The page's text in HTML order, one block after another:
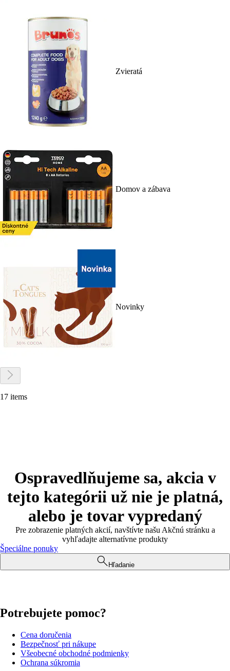
Zvieratá
Domov a zábava
Novinky
17 items
Ospravedlňujeme sa, akcia v
tejto kategórii už nie je platná,
alebo je tovar vypredaný
Pre zobrazenie platných akcií, navštívte našu Akčnú stránku a
vyhľadajte alternatívne produkty
Špeciálne ponuky
Hľadanie
Potrebujete pomoc?
Cena doručenia
Bezpečnosť pri nákupe
Všeobecné obchodné podmienky
Ochrana súkromia